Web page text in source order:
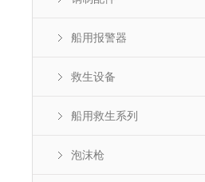
船用报警器
救生设备
船用救生系列
泡沫枪